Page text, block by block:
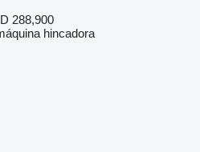
288,900
hincadora